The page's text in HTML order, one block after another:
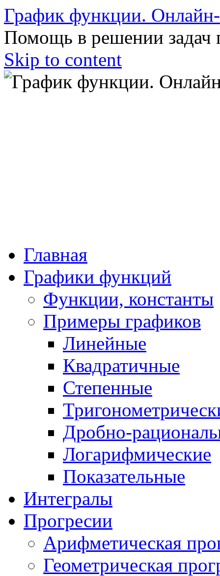
График функции.
Помощь в решении задач
Skip to content
Главная
Графики функций
Функции, константы
Примеры графиков
Линейные
Квадратичные
Степенные
Дробно-
Логарифмические
Показательные
Интегралы
Прогресии
Арифметическая
Геометрическая